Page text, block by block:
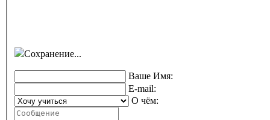
Сохранение...
Ваше Имя:
E-mail:
О чём: